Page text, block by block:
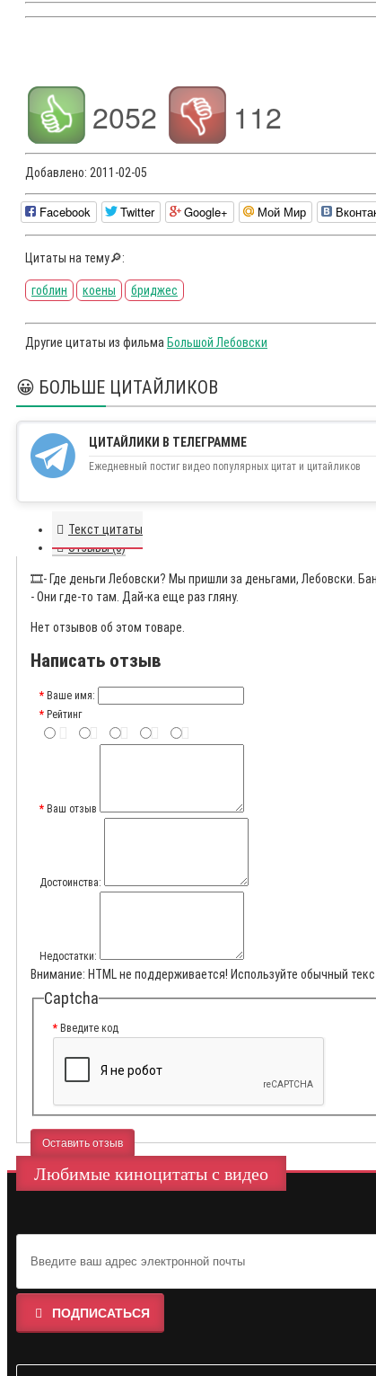
2052 112
Добавлено: 2011-02-05
Facebook Twitter Google+ Мой Мир
Цитаты на тему🔎:
гоблин коены бриджес
Другие цитаты из фильма Большой Лебовски
😀 БОЛЬШЕ ЦИТАЙЛИКОВ
ЦИТАЙЛИКИ В ТЕЛЕГРАММЕ
Ежедневный постиг видео популярных цитат и цитайликов
Текст цитаты
Отзывы (0)
🎞️- Где деньги Лебовски? Мы пришли за деньгами, Лебовски.
- Они где-то там. Дай-ка еще раз гляну.
Нет отзывов об этом товаре.
Написать отзыв
Ваше имя:
Рейтинг
Ваш отзыв
Достоинства:
Недостатки:
Внимание: HTML не поддерживается! Используйте обычный
Captcha
Введите код
Оставить отзыв
Любимые киноцитаты с видео
ПОДПИСАТЬСЯ